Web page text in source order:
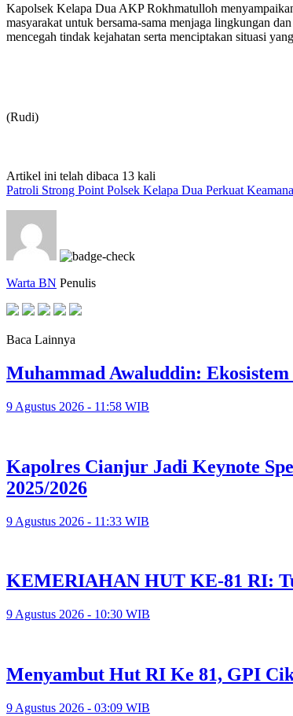
Kapolsek Kelapa Dua AKP Rokhmatulloh
masyarakat untuk bersama-sama menjaga lingkungan
mencegah tindak kejahatan serta menciptakan situasi
(Rudi)
Artikel ini telah dibaca 13 kali
Patroli Strong Point Polsek Kelapa Dua Perkuat
Warta BN Penulis
Baca Lainnya
Muhammad Awaluddin:
9 Agustus 2026 - 11:58 WIB
Kapolres Cianjur Jadi Keynote
2025/2026
9 Agustus 2026 - 11:33 WIB
KEMERIAHAN HUT KE-81 RI:
9 Agustus 2026 - 10:30 WIB
Menyambut Hut RI Ke 81, GPI
9 Agustus 2026 - 03:09 WIB